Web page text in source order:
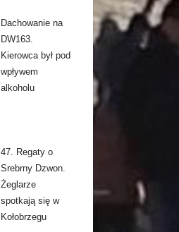
Dachowanie na
DW163.
Kierowca był pod
wpływem
alkoholu
47. Regaty o
Srebrny Dzwon.
Żeglarze
spotkają się w
Kołobrzegu